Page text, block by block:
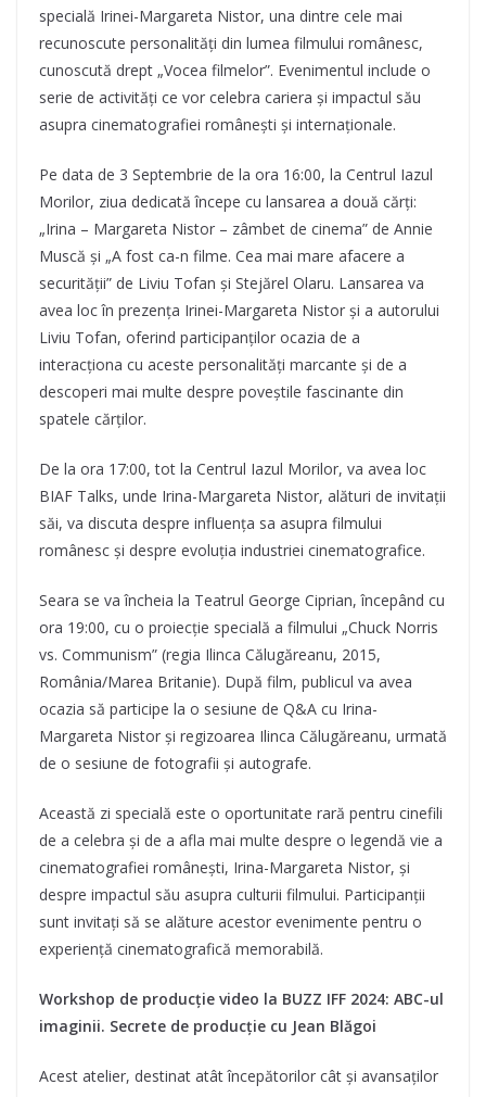
specială Irinei-Margareta Nistor, una dintre cele mai
recunoscute personalități din lumea filmului românesc,
cunoscută drept „Vocea filmelor”. Evenimentul include o
serie de activități ce vor celebra cariera și impactul său
asupra cinematografiei românești și internaționale.
Pe data de 3 Septembrie de la ora 16:00, la Centrul Iazul
Morilor, ziua dedicată începe cu lansarea a două cărți:
„Irina – Margareta Nistor – zâmbet de cinema” de Annie
Muscă și „A fost ca-n filme. Cea mai mare afacere a
securității” de Liviu Tofan și Stejărel Olaru. Lansarea va
avea loc în prezența Irinei-Margareta Nistor și a autorului
Liviu Tofan, oferind participanților ocazia de a
interacționa cu aceste personalități marcante și de a
descoperi mai multe despre poveștile fascinante din
spatele cărților.
De la ora 17:00, tot la Centrul Iazul Morilor, va avea loc
BIAF Talks, unde Irina-Margareta Nistor, alături de invitații
săi, va discuta despre influența sa asupra filmului
românesc și despre evoluția industriei cinematografice.
Seara se va încheia la Teatrul George Ciprian, începând cu
ora 19:00, cu o proiecție specială a filmului „Chuck Norris
vs. Communism” (regia Ilinca Călugăreanu, 2015,
România/Marea Britanie). După film, publicul va avea
ocazia să participe la o sesiune de Q&A cu Irina-
Margareta Nistor și regizoarea Ilinca Călugăreanu, urmată
de o sesiune de fotografii și autografe.
Această zi specială este o oportunitate rară pentru cinefili
de a celebra și de a afla mai multe despre o legendă vie a
cinematografiei românești, Irina-Margareta Nistor, și
despre impactul său asupra culturii filmului. Participanții
sunt invitați să se alăture acestor evenimente pentru o
experiență cinematografică memorabilă.
Workshop de producție video la BUZZ IFF 2024: ABC-ul
imaginii. Secrete de producție cu Jean Blăgoi
Acest atelier, destinat atât începătorilor cât și avansaților